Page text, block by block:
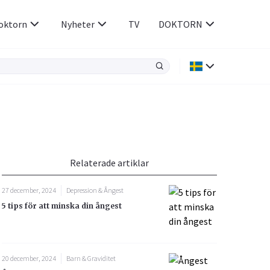
Rökavvänjning
Rörelseapparaten
Sex & Samliv
Sömn & Stress
Nyheter TV DOKTORN
Relaterade artiklar
27 december, 2024
Depression & Ångest
5 tips för att minska din ångest
20 december, 2024
Barn & Graviditet